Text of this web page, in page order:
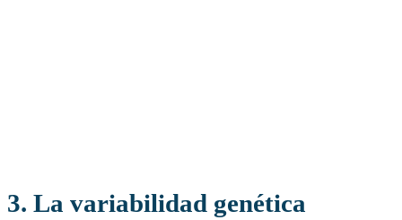
3. La variabilidad genética